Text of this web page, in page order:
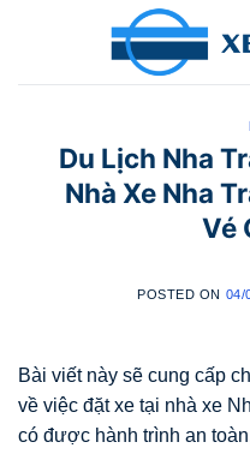
Du Lịch Nha
Nhà Xe Nha
Vé
POSTED ON 04/
Bài viết này sẽ cung cấp
về việc đặt xe tại nhà xe
có được hành trình an